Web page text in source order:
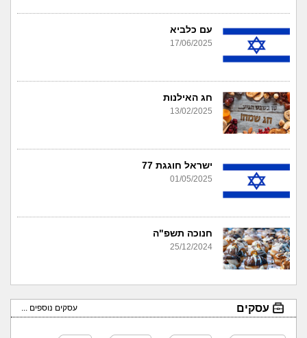
עם כלביא
17/06/2025
חג האילנות
13/02/2025
ישראל חוגגת 77
01/05/2025
חנוכה תשפ"ה
25/12/2024
עסקים עסקים נוספים ...